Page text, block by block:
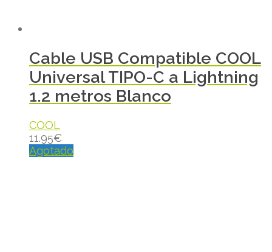
Cable USB Compatible COOL
Universal TIPO-C a Lightning
1.2 metros Blanco
COOL
11.95€
Agotado